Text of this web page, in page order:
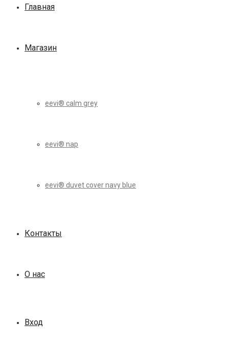
Главная
Магазин
eevi® calm grey
eevi® nap
eevi® duvet cover navy blue
Контакты
О нас
Вход